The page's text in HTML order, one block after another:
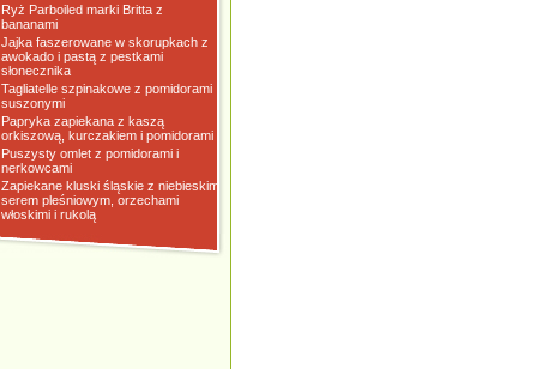
Ryż Parboiled marki Britta z
bananami
Jajka faszerowane w skorupkach z
awokado i pastą z pestkami
słonecznika
Tagliatelle szpinakowe z pomidorami
suszonymi
Papryka zapiekana z kaszą
orkiszową, kurczakiem i pomidorami
Puszysty omlet z pomidorami i
nerkowcami
Zapiekane kluski śląskie z niebieskim
serem pleśniowym, orzechami
włoskimi i rukolą